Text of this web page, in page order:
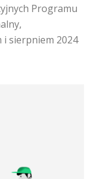
Programu
i sierpniem 2024